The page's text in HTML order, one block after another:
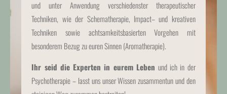
und unter Anwendung verschiedenster therapeutischer
Techniken, wie der Schematherapie, Impact– und kreativen
Techniken sowie achtsamkeitsbasierten Vorgehen mit
besonderem Bezug zu euren Sinnen (Aromatherapie).
Ihr seid die Experten in eurem Leben und ich in der
Psychotherapie – lasst uns unser Wissen zusammentun und den